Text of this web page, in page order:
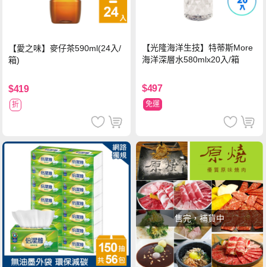
【愛之味】麥仔茶590ml(24入/
箱)
$419
折
【光隆海洋生技】特蒂斯More
海洋深層水580mlx20入/箱
$497
免運
售完，補貨中